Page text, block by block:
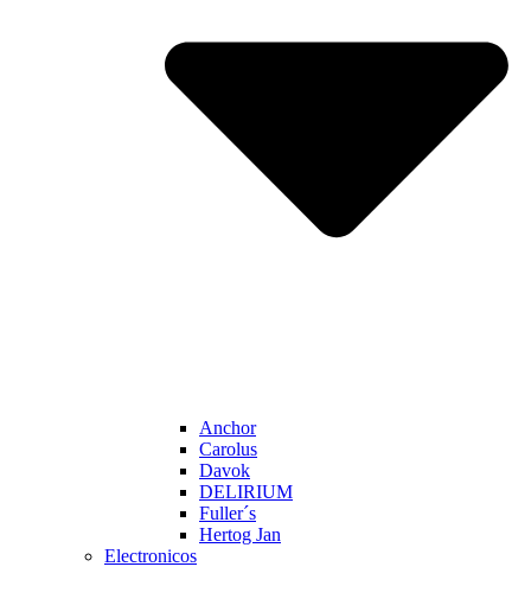
Anchor
Carolus
Davok
DELIRIUM
Fuller´s
Hertog Jan
Electronicos